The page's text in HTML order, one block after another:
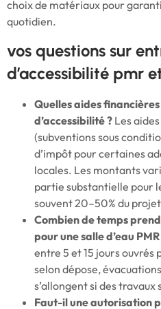
choix de matériaux pour
quotidien.
vos questions sur
d’accessibilité pmr
Quelles aides
d’accessibilité ? Les
(subventions sous
d’impôt pour certaines
locales. Les montants
partie substantielle pour
souvent 20–50% du
Combien de temps
pour une salle d’eau PMR
entre 5 et 15 jours ouvrés
selon dépose,
s’allongent si des
Faut-il une autorisation